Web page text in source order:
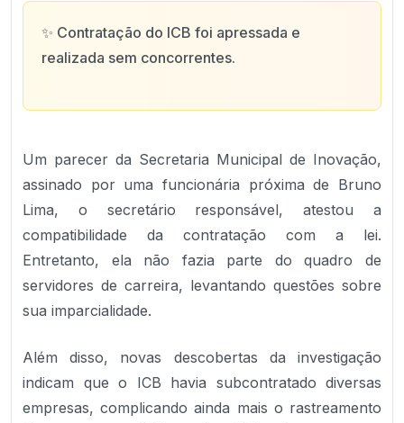
✨ Contratação do ICB foi apressada e
realizada sem concorrentes.
Um parecer da Secretaria Municipal de Inovação,
assinado por uma funcionária próxima de Bruno
Lima, o secretário responsável, atestou a
compatibilidade da contratação com a lei.
Entretanto, ela não fazia parte do quadro de
servidores de carreira, levantando questões sobre
sua imparcialidade.
Além disso, novas descobertas da investigação
indicam que o ICB havia subcontratado diversas
empresas, complicando ainda mais o rastreamento